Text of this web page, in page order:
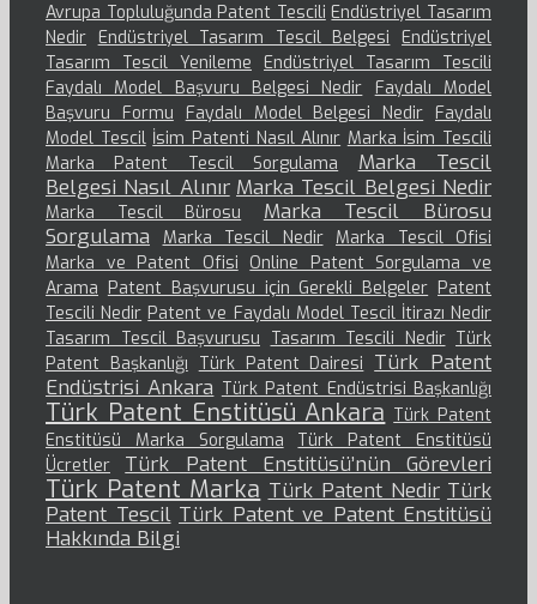
Avrupa Topluluğunda Patent Tescili Endüstriyel Tasarım
Nedir Endüstriyel Tasarım Tescil Belgesi
Endüstriyel
Tasarım Tescil Yenileme
Endüstriyel Tasarım Tescili
Faydalı Model Başvuru Belgesi Nedir
Faydalı Model
Başvuru Formu
Faydalı Model Belgesi Nedir Faydalı
Model Tescil İsim Patenti Nasıl Alınır Marka İsim Tescili
Marka Patent Tescil Sorgulama
Marka Tescil
Belgesi Nasıl Alınır Marka Tescil Belgesi Nedir
Marka Tescil Bürosu
Marka Tescil Bürosu
Sorgulama
Marka Tescil Nedir Marka Tescil Ofisi
Marka ve Patent Ofisi Online Patent Sorgulama ve
Arama Patent Başvurusu için Gerekli Belgeler Patent
Tescili Nedir Patent ve Faydalı Model Tescil İtirazı Nedir
Tasarım Tescil Başvurusu Tasarım Tescili Nedir Türk
Patent Başkanlığı Türk Patent Dairesi Türk Patent
Endüstrisi Ankara Türk Patent Endüstrisi Başkanlığı
Türk Patent Enstitüsü Ankara Türk Patent
Enstitüsü Marka Sorgulama
Türk Patent Enstitüsü
Ücretler
Türk Patent Enstitüsü’nün Görevleri
Türk Patent Marka Türk Patent Nedir Türk
Patent Tescil Türk Patent ve Patent Enstitüsü
Hakkında Bilgi